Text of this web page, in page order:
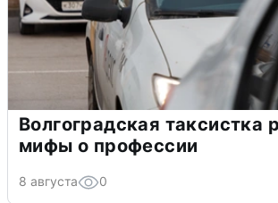
Волгоградская таксистка
мифы о профессии
8 августа 0